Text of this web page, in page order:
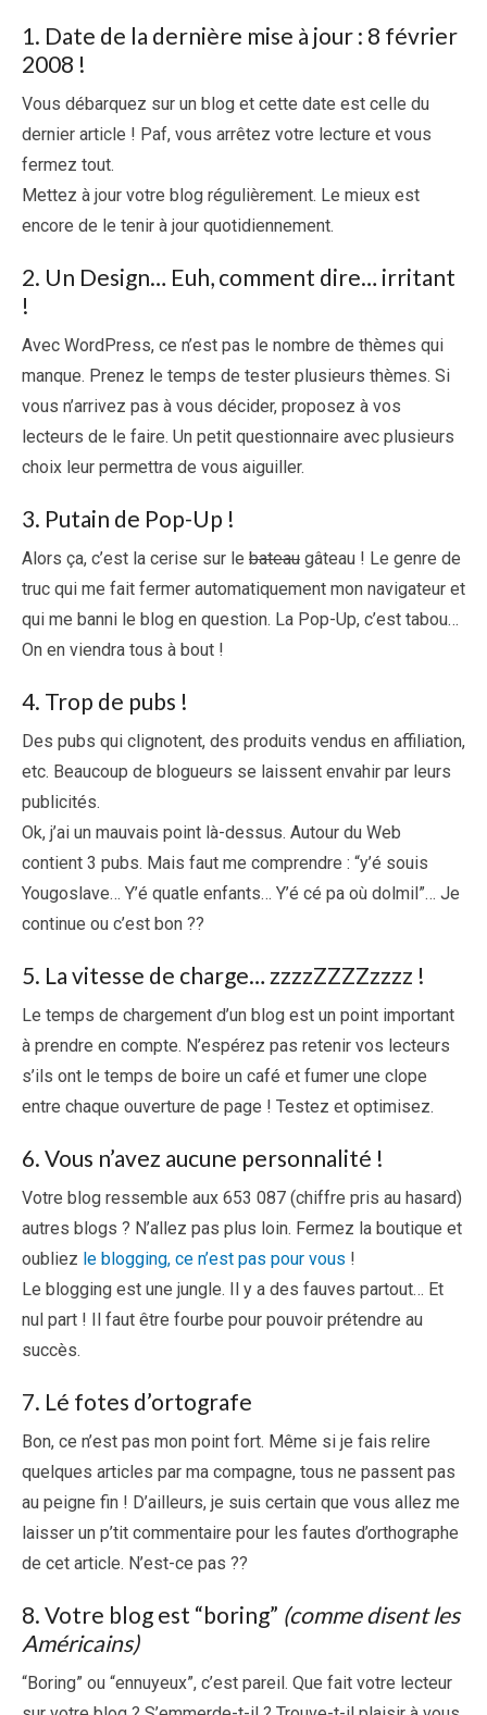
1. Date de la dernière mise à jour : 8 février
2008 !
Vous débarquez sur un blog et cette date est celle du
dernier article ! Paf, vous arrêtez votre lecture et vous
fermez tout.
Mettez à jour votre blog régulièrement. Le mieux est
encore de le tenir à jour quotidiennement.
2. Un Design… Euh, comment dire… irritant
!
Avec WordPress, ce n’est pas le nombre de thèmes qui
manque. Prenez le temps de tester plusieurs thèmes. Si
vous n’arrivez pas à vous décider, proposez à vos
lecteurs de le faire. Un petit questionnaire avec plusieurs
choix leur permettra de vous aiguiller.
3. Putain de Pop-Up !
Alors ça, c’est la cerise sur le bateau gâteau ! Le genre de
truc qui me fait fermer automatiquement mon navigateur et
qui me banni le blog en question. La Pop-Up, c’est tabou…
On en viendra tous à bout !
4. Trop de pubs !
Des pubs qui clignotent, des produits vendus en affiliation,
etc. Beaucoup de blogueurs se laissent envahir par leurs
publicités.
Ok, j’ai un mauvais point là-dessus. Autour du Web
contient 3 pubs. Mais faut me comprendre : “y’é souis
Yougoslave… Y’é quatle enfants… Y’é cé pa où dolmil”… Je
continue ou c’est bon ??
5. La vitesse de charge… zzzzZZZZzzzz !
Le temps de chargement d’un blog est un point important
à prendre en compte. N’espérez pas retenir vos lecteurs
s’ils ont le temps de boire un café et fumer une clope
entre chaque ouverture de page ! Testez et optimisez.
6. Vous n’avez aucune personnalité !
Votre blog ressemble aux 653 087 (chiffre pris au hasard)
autres blogs ? N’allez pas plus loin. Fermez la boutique et
oubliez le blogging, ce n’est pas pour vous !
Le blogging est une jungle. Il y a des fauves partout… Et
nul part ! Il faut être fourbe pour pouvoir prétendre au
succès.
7. Lé fotes d’ortografe
Bon, ce n’est pas mon point fort. Même si je fais relire
quelques articles par ma compagne, tous ne passent pas
au peigne fin ! D’ailleurs, je suis certain que vous allez me
laisser un p’tit commentaire pour les fautes d’orthographe
de cet article. N’est-ce pas ??
8. Votre blog est “boring” (comme disent les
Américains)
“Boring” ou “ennuyeux”, c’est pareil. Que fait votre lecteur